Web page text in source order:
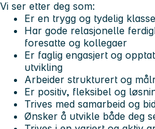
Vi ser etter deg som:
Er en trygg og tydelig
Har gode relasjonelle
foresatte og kollegaer
Er faglig engasjert og
utvikling
Arbeider strukturert og
Er positiv, fleksibel og
Trives med samarbeid og
Ønsker å utvikle både deg